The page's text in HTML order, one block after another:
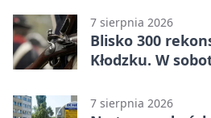
7 sierpnia 2026
Blisko 300
Kłodzku. W
7 sierpnia 2026